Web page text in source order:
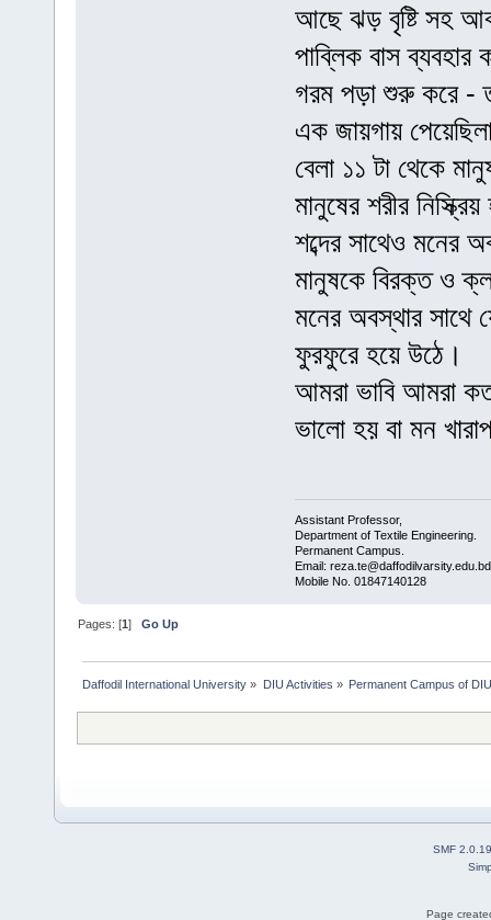
আছে ঝড় বৃষ্টি সহ
পাব্লিক বাস ব্যবহার
গরম পড়া শুরু করে -
এক জায়গায়
বেলা ১১ টা থেকে
মানুষের শরীর
শব্দের সাথেও মনের
মানুষকে বিরক্ত ও
মনের অবস্থার
ফুরফুরে হয়ে উঠে।
আমরা ভাবি আমরা
ভালো হয় বা মন
Assistant Professor,
Department of Textile Engineering.
Permanent Campus.
Email: reza.te@daffodilvarsity.edu.bd
Mobile No. 01847140128
Pages: [1]Go Up
Daffodil International University » DIU Activities » Permanent Campus of DIU
SMF 2.0.19
Page